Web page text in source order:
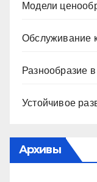
Модели
Обслуживание
Разнообразие
Устойчивое
Архивы